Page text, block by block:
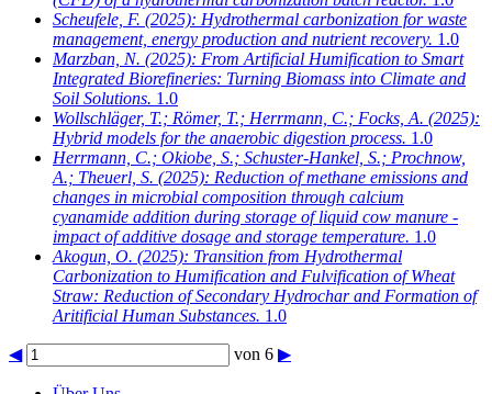
Scheufele, F. (2025): Hydrothermal carbonization for waste
management, energy production and nutrient recovery. 1.0
Marzban, N. (2025): From Artificial Humification to Smart
Integrated Biorefineries: Turning Biomass into Climate and
Soil Solutions. 1.0
Wollschläger, T.; Römer, T.; Herrmann, C.; Focks, A. (2025):
Hybrid models for the anaerobic digestion process. 1.0
Herrmann, C.; Okiobe, S.; Schuster-Hankel, S.; Prochnow,
A.; Theuerl, S. (2025): Reduction of methane emissions and
changes in microbial composition through calcium
cyanamide addition during storage of liquid cow manure -
impact of additive dosage and storage temperature. 1.0
Akogun, O. (2025): Transition from Hydrothermal
Carbonization to Humification and Fulvification of Wheat
Straw: Reduction of Secondary Hydrochar and Formation of
Aritificial Human Substances. 1.0
◀ von 6 ▶